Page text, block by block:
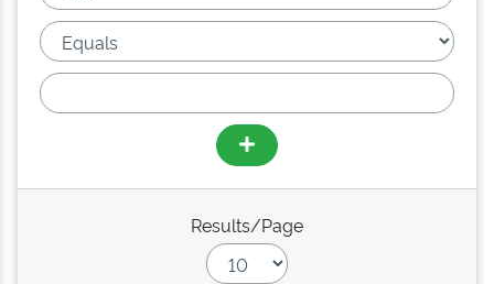
Results/Page